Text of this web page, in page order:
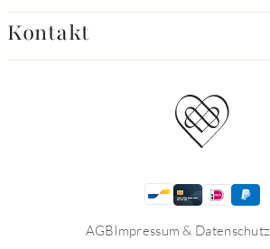
Kontakt
AGBImpressum & Datenschutz